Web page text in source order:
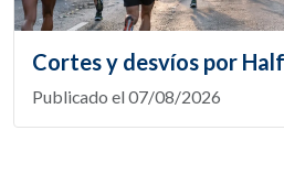
Cortes y desvíos por
Publicado el 07/08/2026